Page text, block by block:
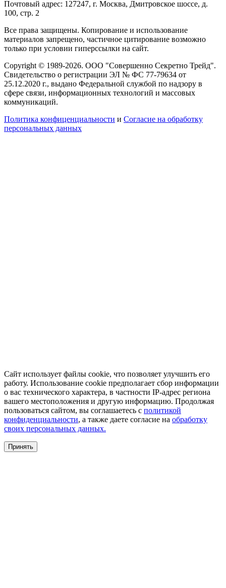
Почтовый адрес: 127247, г. Москва, Дмитровское шоссе, д.
100, стр. 2
Все права защищены. Копирование и использование
материалов запрещено, частичное цитирование возможно
только при условии гиперссылки на сайт.
Copyright © 1989-2026. ООО "Совершенно Секретно Трейд".
Свидетельство о регистрации ЭЛ № ФС 77-79634 от
25.12.2020 г., выдано Федеральной службой по надзору в
сфере связи, информационных технологий и массовых
коммуникаций.
Политика конфиценциальности и Согласие на обработку
персональных данных
Сайт использует файлы cookie, что позволяет улучшить его
работу. Использование cookie предполагает сбор информации
о вас технического характера, в частности IP-адрес региона
вашего местоположения и другую информацию. Продолжая
пользоваться сайтом, вы соглашаетесь с политикой
конфиденциальности, а также даете согласие на обработку
своих персональных данных.
Принять